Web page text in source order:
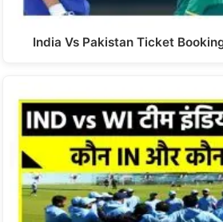
India Vs Pakistan Ticket